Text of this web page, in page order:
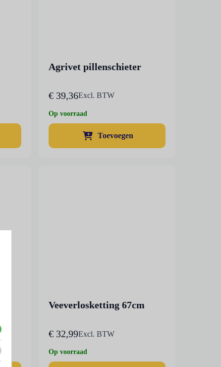
Agrivet pillenschieter
€ 39,36Excl. BTW
Op voorraad
Toevoegen
Veeverlosketting 67cm
€ 32,99Excl. BTW
Op voorraad